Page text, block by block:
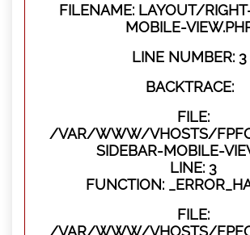
FILENAME: LAYOUT/
MOBILE-
LINE NUMBER: 3
BACKTRACE:
FILE:
/VAR/WWW/VHOSTS/
SIDEBAR-MOBILE-
LINE: 3
FUNCTION:
FILE:
/VAR/WWW/VHOSTS/